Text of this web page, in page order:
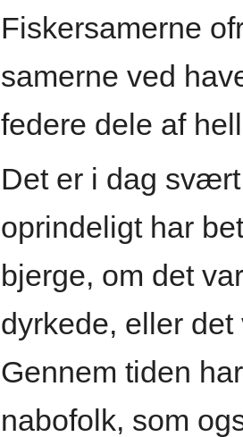
Fiskersamerne
samerne ved
federe dele af
Det er i dag
oprindeligt har
bjerge, om det
dyrkede, eller
Gennem tiden
nabofolk, som